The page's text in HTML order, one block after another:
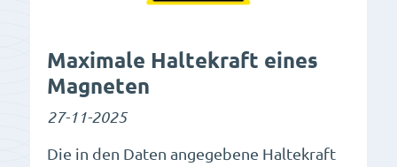
Maximale Haltekraft eines
Magneten
27-11-2025
Die in den Daten angegebene Haltekraft